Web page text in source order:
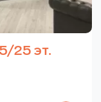
25 эт.